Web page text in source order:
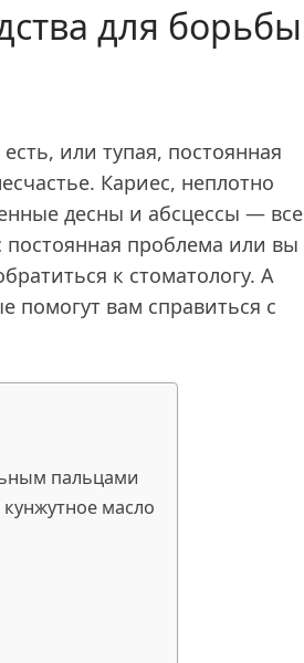
для борьбы
или тупая, постоянная
Кариес, неплотно
десны и абсцессы — все
постоянная проблема или вы
к стоматологу. А
помогут вам справиться с
пальцами
масло